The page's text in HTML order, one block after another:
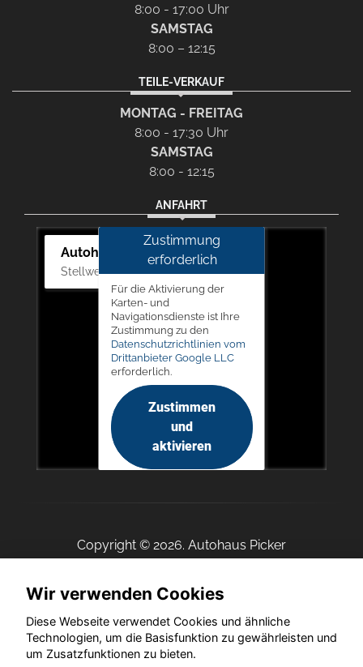
8:00 - 17:00 Uhr
SAMSTAG
8:00 – 12:15
TEILE-VERKAUF
MONTAG - FREITAG
8:00 - 17:30 Uhr
SAMSTAG
8:00 - 12:15
ANFAHRT
Autohaus Picker
Stellwerk 5, 57368 Lennestadt
Zustimmung
erforderlich
Für die Aktivierung der
Karten- und
Navigationsdienste ist Ihre
Zustimmung zu den
Datenschutzrichtlinien vom
Drittanbieter Google LLC
erforderlich.
Zustimmen
und
aktivieren
Copyright © 2026. Autohaus Picker
Startseite Datenschutz Impressum AGB
AGB (Service)
AGB (Teile)
AGB (Gebrauchtwagen)
Wir verwenden Cookies
Diese Webseite verwendet Cookies und ähnliche
Technologien, um die Basisfunktion zu gewährleisten und
um Zusatzfunktionen zu bieten.